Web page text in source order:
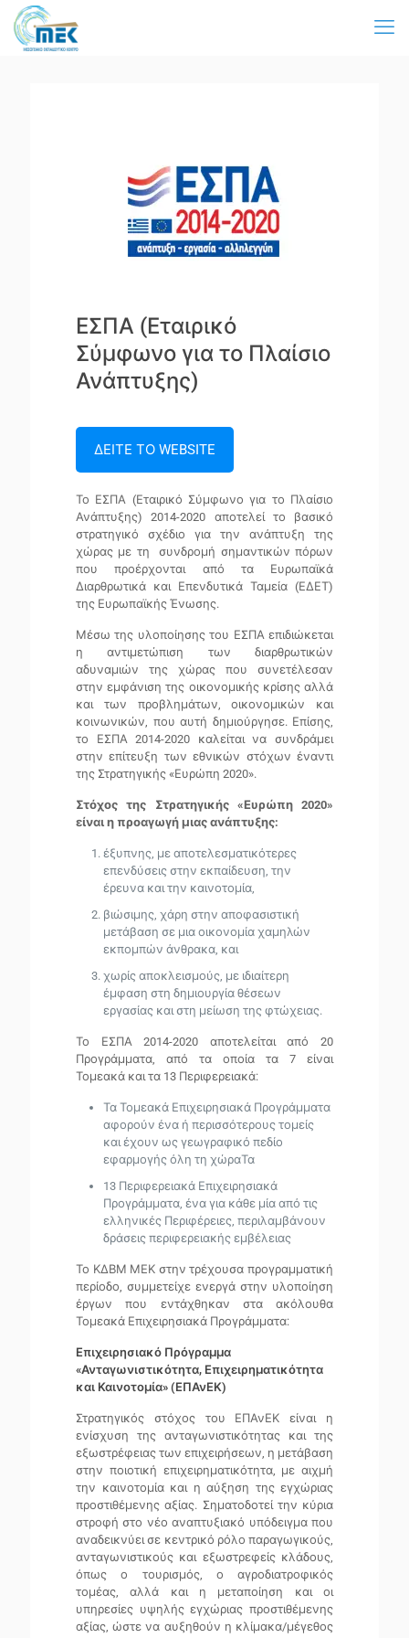
ΕΣΠΑ (Εταιρικό
Σύμφωνο για το Πλαίσιο
Ανάπτυξης)
ΔΕΙΤΕ ΤΟ WEBSITE
Το ΕΣΠΑ (Εταιρικό Σύμφωνο για το Πλαίσιο
Ανάπτυξης) 2014-2020 αποτελεί το βασικό
στρατηγικό σχέδιο για την ανάπτυξη της
χώρας με τη συνδρομή σημαντικών πόρων
που προέρχονται από τα Ευρωπαϊκά
Διαρθρωτικά και Επενδυτικά Ταμεία (ΕΔΕΤ)
της Ευρωπαϊκής Ένωσης.
Μέσω της υλοποίησης του ΕΣΠΑ επιδιώκεται
η αντιμετώπιση των διαρθρωτικών
αδυναμιών της χώρας που συνετέλεσαν
στην εμφάνιση της οικονομικής κρίσης αλλά
και των προβλημάτων, οικονομικών και
κοινωνικών, που αυτή δημιούργησε. Επίσης,
το ΕΣΠΑ 2014-2020 καλείται να συνδράμει
στην επίτευξη των εθνικών στόχων έναντι
της Στρατηγικής «Ευρώπη 2020».
Στόχος της Στρατηγικής «Ευρώπη 2020»
είναι η προαγωγή μιας ανάπτυξης:
έξυπνης, με αποτελεσματικότερες
επενδύσεις στην εκπαίδευση, την
έρευνα και την καινοτομία,
βιώσιμης, χάρη στην αποφασιστική
μετάβαση σε μια οικονομία χαμηλών
εκπομπών άνθρακα, και
χωρίς αποκλεισμούς, με ιδιαίτερη
έμφαση στη δημιουργία θέσεων
εργασίας και στη μείωση της φτώχειας.
Το ΕΣΠΑ 2014-2020 αποτελείται από 20
Προγράμματα, από τα οποία τα 7 είναι
Τομεακά και τα 13 Περιφερειακά:
Τα Τομεακά Επιχειρησιακά Προγράμματα
αφορούν ένα ή περισσότερους τομείς
και έχουν ως γεωγραφικό πεδίο
εφαρμογής όλη τη χώραΤα
13 Περιφερειακά Επιχειρησιακά
Προγράμματα, ένα για κάθε μία από τις
ελληνικές Περιφέρειες, περιλαμβάνουν
δράσεις περιφερειακής εμβέλειας
Το ΚΔΒΜ ΜΕΚ στην τρέχουσα προγραμματική
περίοδο, συμμετείχε ενεργά στην υλοποίηση
έργων που εντάχθηκαν στα ακόλουθα
Τομεακά Επιχειρησιακά Προγράμματα:
Επιχειρησιακό Πρόγραμμα
«Ανταγωνιστικότητα, Επιχειρηματικότητα
και Καινοτομία» (ΕΠΑνΕΚ)
Στρατηγικός στόχος του ΕΠΑνΕΚ είναι η
ενίσχυση της ανταγωνιστικότητας και της
εξωστρέφειας των επιχειρήσεων, η μετάβαση
στην ποιοτική επιχειρηματικότητα, με αιχμή
την καινοτομία και η αύξηση της εγχώριας
προστιθέμενης αξίας. Σηματοδοτεί την κύρια
στροφή στο νέο αναπτυξιακό υπόδειγμα που
αναδεικνύει σε κεντρικό ρόλο παραγωγικούς,
ανταγωνιστικούς και εξωστρεφείς κλάδους,
όπως ο τουρισμός, ο αγροδιατροφικός
τομέας, αλλά και η μεταποίηση και οι
υπηρεσίες υψηλής εγχώριας προστιθέμενης
αξίας, ώστε να αυξηθούν η κλίμακα/μέγεθος